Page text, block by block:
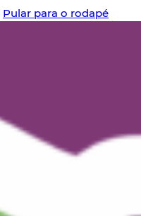
Pular para o rodapé